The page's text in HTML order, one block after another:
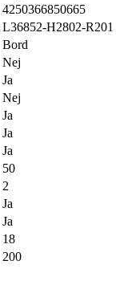
4250366850665
L36852-H2802-R201
Bord
Nej
Ja
Nej
Ja
Ja
Ja
50
2
Ja
Ja
18
200